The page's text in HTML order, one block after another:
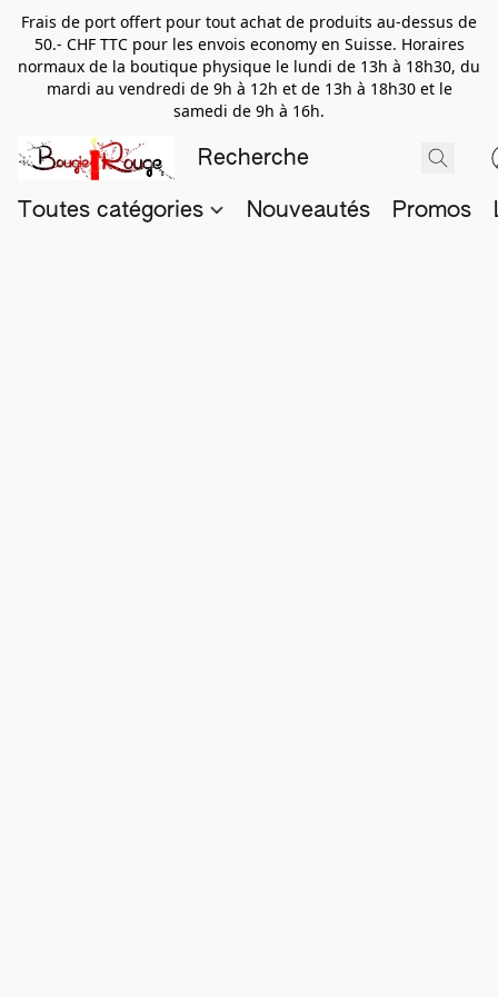
Frais de port offert pour tout achat de produits au-dessus de
50.- CHF TTC pour les envois economy en Suisse. Horaires
normaux de la boutique physique le lundi de 13h à 18h30, du
mardi au vendredi de 9h à 12h et de 13h à 18h30 et le
samedi de 9h à 16h.
Toutes catégories Nouveautés Promos